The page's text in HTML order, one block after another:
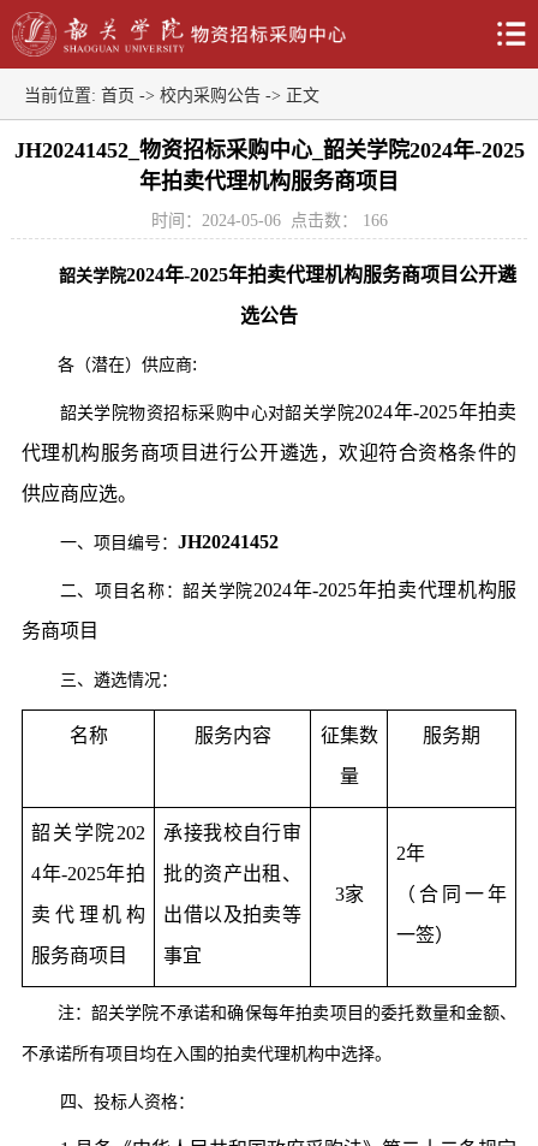
当前位置: 首页 -> 校内采购公告 -> 正文
JH20241452_物资招标采购中心_韶关学院2024年-2025
年拍卖代理机构服务商项目
时间：2024-05-06 点击数： 166
韶关学院2024年-2025年拍卖代理机构服务商项目公开遴
选公告
各（潜在）供应商:
韶关学院物资招标采购中心对韶关学院2024年-2025年拍卖
代理机构服务商项目进行公开遴选，欢迎符合资格条件的
供应商应选。
一、项目编号： JH20241452
二、项目名称：韶关学院2024年-2025年拍卖代理机构服
务商项目
三、遴选情况：
名称 服务内容
征集数
量
服务期
韶关学院202
4年-2025年拍
卖代理机构
服务商项目
承接我校自行审
批的资产出租、
出借以及拍卖等
事宜
3家
2年
（合同一年
一签）
注：韶关学院不承诺和确保每年拍卖项目的委托数量和金额、
不承诺所有项目均在入围的拍卖代理机构中选择。
四、投标人资格：